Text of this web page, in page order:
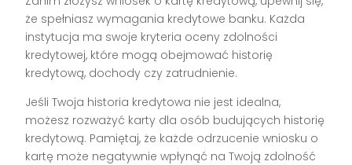
że spełniasz wymagania kredytowe banku. Każda
instytucja ma swoje kryteria oceny zdolności
kredytowej, które mogą obejmować historię
kredytową, dochody czy zatrudnienie.
Jeśli Twoja historia kredytowa nie jest idealna,
możesz rozważyć karty dla osób budujących historię
kredytową. Pamiętaj, że każde odrzucenie wniosku o
kartę może negatywnie wpłynąć na Twoją zdolność